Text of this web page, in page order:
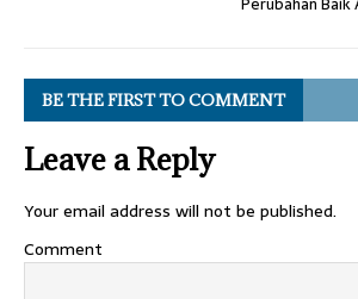
BE THE FIRST TO COMMENT
Leave a Reply
Your email address will not be published.
Comment